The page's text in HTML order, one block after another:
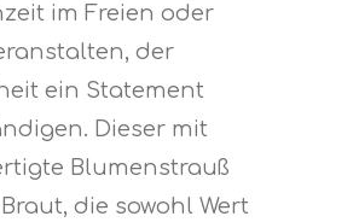
im Freien oder
der
ein Statement
Dieser mit
Blumenstrauß
die sowohl Wert